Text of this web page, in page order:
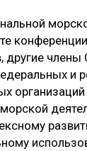
другие члены
и
организаций